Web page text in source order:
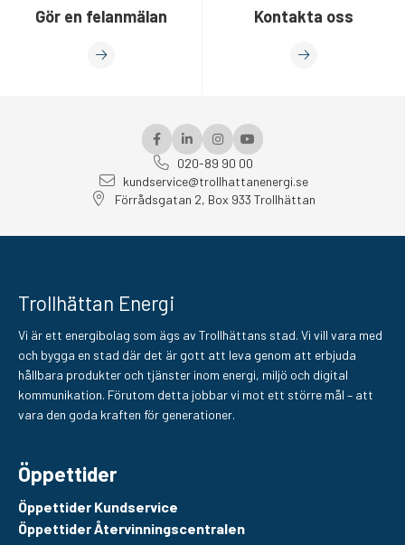
Gör en felanmälan Kontakta oss
020-89 90 00
kundservice@trollhattanenergi.se
Förrådsgatan 2, Box 933 Trollhättan
Trollhättan Energi
Vi är ett energibolag som ägs av Trollhättans stad. Vi vill vara med
och bygga en stad där det är gott att leva genom att erbjuda
hållbara produkter och tjänster inom energi, miljö och digital
kommunikation. Förutom detta jobbar vi mot ett större mål – att
vara den goda kraften för generationer.
Öppettider
Öppettider Kundservice
Öppettider Återvinningscentralen